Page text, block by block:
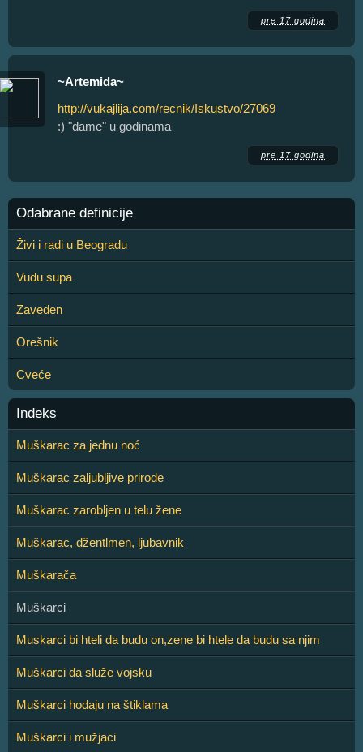
pre 17 godina
~Artemida~
http://vukajlija.com/recnik/Iskustvo/27069
:) "dame" u godinama
pre 17 godina
Odabrane definicije
Živi i radi u Beogradu
Vudu supa
Zaveden
Orešnik
Cveće
Indeks
Muškarac za jednu noć
Muškarac zaljubljive prirode
Muškarac zarobljen u telu žene
Muškarac, džentlmen, ljubavnik
Muškarača
Muškarci
Muskarci bi hteli da budu on,zene bi htele da budu sa njim
Muškarci da služe vojsku
Muškarci hodaju na štiklama
Muškarci i mužjaci